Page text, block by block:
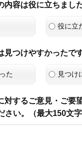
内容は役に立ちまし
役に立
見つけやすかったで
た 見つけ
対するご意見・ご要
さい。（最大150文字